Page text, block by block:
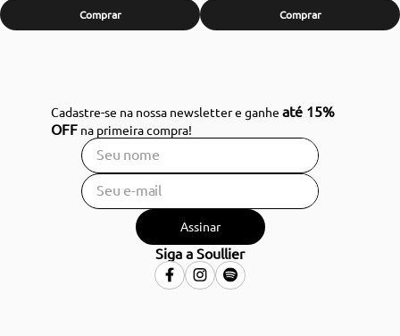
Comprar Comprar
Cadastre-se na nossa newsletter e ganheaté 15%
OFF na primeira compra!
Assinar
Siga a Soullier